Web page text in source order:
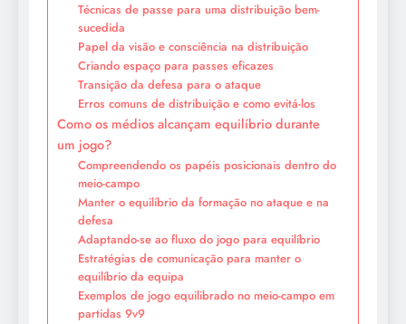
Técnicas de passe para uma distribuição bem-
sucedida
Papel da visão e consciência na distribuição
Criando espaço para passes eficazes
Transição da defesa para o ataque
Erros comuns de distribuição e como evitá-los
Como os médios alcançam equilíbrio durante
um jogo?
Compreendendo os papéis posicionais dentro do
meio-campo
Manter o equilíbrio da formação no ataque e na
defesa
Adaptando-se ao fluxo do jogo para equilíbrio
Estratégias de comunicação para manter o
equilíbrio da equipa
Exemplos de jogo equilibrado no meio-campo em
partidas 9v9